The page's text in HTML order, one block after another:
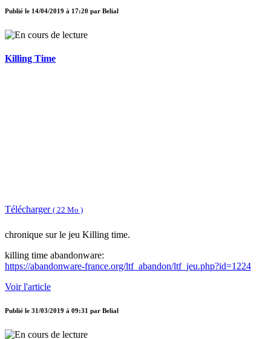
Publié le 14/04/2019 à 17:20 par Belial
Killing Time
Télécharger ( 22 Mo )
chronique sur le jeu Killing time.
killing time abandonware:
https://abandonware-france.org/ltf_abandon/ltf_jeu.php?id=1224
Voir l'article
Publié le 31/03/2019 à 09:31 par Belial